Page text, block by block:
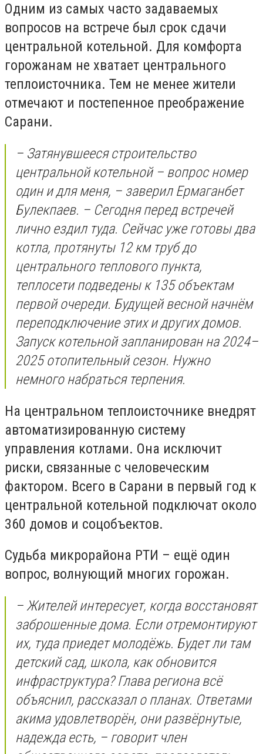
Одним из самых часто задаваемых
вопросов на встрече был срок сдачи
центральной котельной. Для комфорта
горожанам не хватает центрального
теплоисточника. Тем не менее жители
отмечают и постепенное преображение
Сарани.
– Затянувшееся строительство
центральной котельной – вопрос номер
один и для меня, – заверил Ермаганбет
Булекпаев. – Сегодня перед встречей
лично ездил туда. Сейчас уже готовы два
котла, протянуты 12 км труб до
центрального теплового пункта,
теплосети подведены к 135 объектам
первой очереди. Будущей весной начнём
переподключение этих и других домов.
Запуск котельной запланирован на 2024–
2025 отопительный сезон. Нужно
немного набраться терпения.
На центральном теплоисточнике внедрят
автоматизированную систему
управления котлами. Она исключит
риски, связанные с человеческим
фактором. Всего в Сарани в первый год к
центральной котельной подключат около
360 домов и соцобъектов.
Судьба микрорайона РТИ – ещё один
вопрос, волнующий многих горожан.
– Жителей интересует, когда восстановят
заброшенные дома. Если отремонтируют
их, туда приедет молодёжь. Будет ли там
детский сад, школа, как обновится
инфраструктура? Глава региона всё
объяснил, рассказал о планах. Ответами
акима удовлетворён, они развёрнутые,
надежда есть, – говорит член